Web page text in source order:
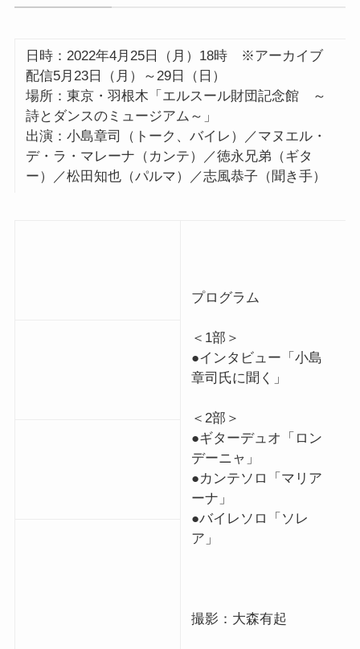
日時：2022年4月25日（月）18時 ※アーカイブ
配信5月23日（月）～29日（日）
場所：東京・羽根木「エルスール財団記念館 ～
詩とダンスのミュージアム～」
出演：小島章司（トーク、バイレ）／マヌエル・
デ・ラ・マレーナ（カンテ）／徳永兄弟（ギタ
ー）／松田知也（パルマ）／志風恭子（聞き手）
プログラム
＜1部＞
●インタビュー「小島
章司氏に聞く」
＜2部＞
●ギターデュオ「ロン
デーニャ」
●カンテソロ「マリア
ーナ」
●バイレソロ「ソレ
ア」
撮影：大森有起